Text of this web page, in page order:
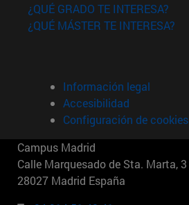
ventana)
nueva ventana)
nueva ventana)
¿QUÉ GRADO TE INTERESA?
¿QUÉ MÁSTER TE INTERESA?
Información legal
Accesibilidad
Configuración de cookies
Campus Madrid
Calle Marquesado de Sta. Marta, 3
28027 Madrid España